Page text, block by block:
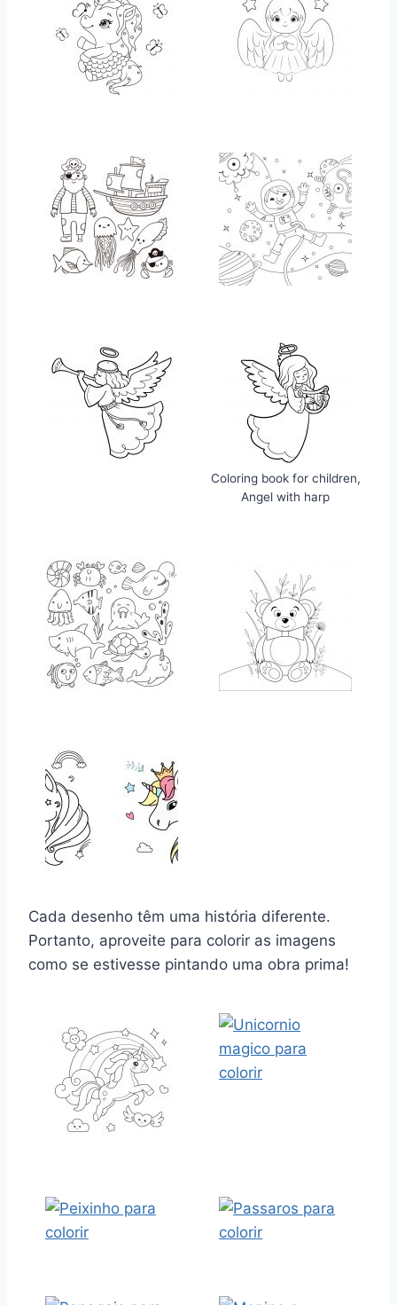
Coloring book for children,
Angel with harp
Cada desenho têm uma história diferente.
Portanto, aproveite para colorir as imagens
como se estivesse pintando uma obra prima!